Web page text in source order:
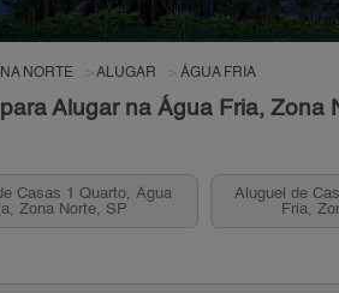
NORTE ALUGAR ÁGUA FRIA
para Alugar na Água Fria, Zona
Casas 1 Quarto, Água
Zona Norte, SP
Aluguel de
Fria,